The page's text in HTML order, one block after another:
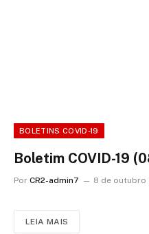
BOLETINS COVID-19
Boletim COVID-19
Por CR2-admin7 8 de outubro
LEIA MAIS